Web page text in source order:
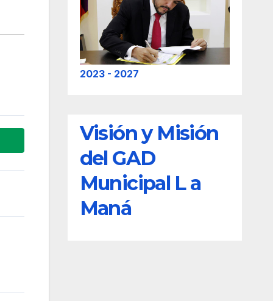
2023 - 2027
Visión y Misión
del GAD
Municipal L a
Maná